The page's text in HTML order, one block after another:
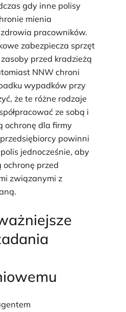
gdy inne polisy
mienia
pracowników.
zabezpiecza sprzęt
przed kradzieżą
NNW chroni
wypadków przy
że te różne rodzaje
ze sobą i
ochronę dla firmy
powinni
jednocześnie, aby
ochronę przed
związanymi z